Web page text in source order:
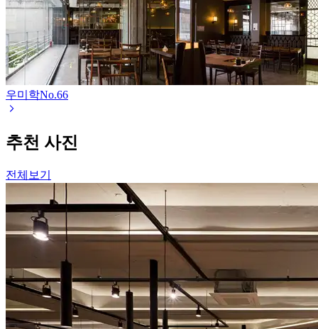
우미학No.66
추천 사진
전체보기